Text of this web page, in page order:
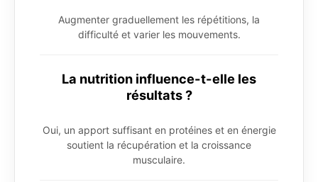
Augmenter graduellement les répétitions, la
difficulté et varier les mouvements.
La nutrition influence-t-elle les
résultats ?
Oui, un apport suffisant en protéines et en énergie
soutient la récupération et la croissance
musculaire.